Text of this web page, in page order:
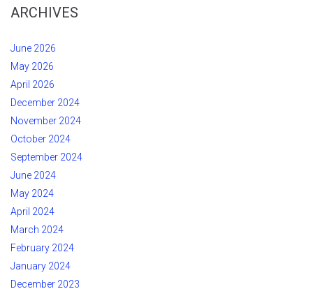
ARCHIVES
June 2026
May 2026
April 2026
December 2024
November 2024
October 2024
September 2024
June 2024
May 2024
April 2024
March 2024
February 2024
January 2024
December 2023